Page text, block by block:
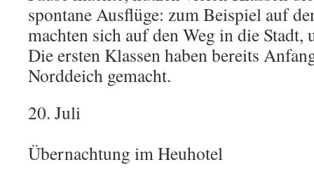
spontane Ausflüge: zum Beispiel auf
machten sich auf den Weg in die Stadt,
Die ersten Klassen haben bereits
Norddeich gemacht.
20. Juli
Übernachtung im Heuhotel